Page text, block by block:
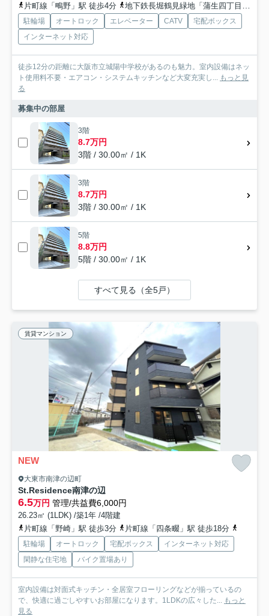
片町線「鴫野」駅 徒歩4分
地下鉄長堀鶴見緑地「蒲生四丁目」駅 徒歩16分
駐輪場 オートロック エレベーター CATV
宅配ボックス
インターネット対応
徒歩12分の距離に大阪市立城陽中学校があるのも魅力。室内設備はネッ
ト使用料不要・エアコン・システムキッチンなど大変充実し...
もっと見
る
募集中の部屋
3階
8.7万円
3階 / 30.00㎡ / 1K
3階
8.7万円
3階 / 30.00㎡ / 1K
5階
8.8万円
5階 / 30.00㎡ / 1K
すべて見る（全5戸）
賃貸マンション
NEW
大東市南津の辺町
St.Residence南津の辺
6.5万円 管理/共益費6,000円
26.23㎡ (1LDK) /築1年 /4階建
片町線「野崎」駅 徒歩3分
片町線「四条畷」駅 徒歩18分
駐輪場 オートロック 宅配ボックス
インターネット対応
閑静な住宅地
バイク置場あり
室内設備は対面式キッチン・全居室フローリングなどが揃っているの
で、快適に過ごしやすいお部屋になります。1LDKの広々した...
もっと
見る